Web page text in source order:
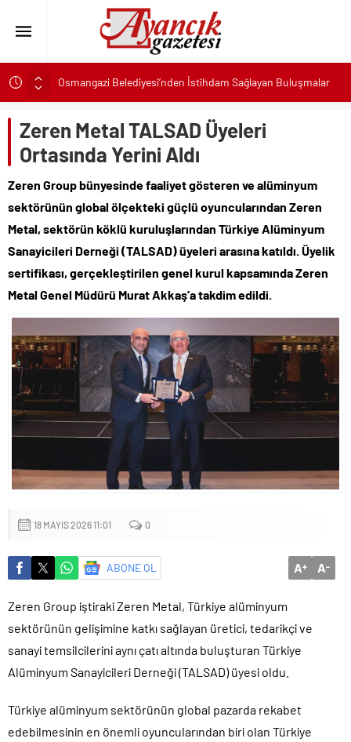
Osmangazi Belediyesi’nden İstihdam Sağlayan Buluşmalar
Başkan Eşki’den Çamdibi çıkarması: “Halkımızın içinde,
Bornova’nın hizmetindeyiz”
Konak’ta imzalar fırsat eşitliği için atıldı
Çıkmaya Devam Edeceğiz”
K. Menderes’te AKTAŞ Bereketi
Başkan Hatice Gençay: “Didim’in Her Noktasında Gece
Gündüz Sahadayız”
Başkan Çerçioğlu’ndan 7 Eylül Temalı Ödüllü Resim, Şiir ve
Torbalı’nın kuru domates emekçileri yalnız bırakılmadı
Küçük işletmeler büyük siber risklerle karşı karşıya
Zeren Metal TALSAD Üyeleri
Ortasında Yerini Aldı
Zeren Group bünyesinde faaliyet gösteren ve alüminyum
sektörünün global ölçekteki güçlü oyuncularından Zeren
Metal, sektörün köklü kuruluşlarından Türkiye Alüminyum
Sanayicileri Derneği (TALSAD) üyeleri arasına katıldı. Üyelik
sertifikası, gerçekleştirilen genel kurul kapsamında Zeren
Metal Genel Müdürü Murat Akkaş’a takdim edildi.
18 MAYIS 2026 11:01 0
ABONE OL A+ A-
Zeren Group iştiraki Zeren Metal, Türkiye alüminyum
sektörünün gelişimine katkı sağlayan üretici, tedarikçi ve
sanayi temsilcilerini aynı çatı altında buluşturan Türkiye
Alüminyum Sanayicileri Derneği (TALSAD) üyesi oldu.
Türkiye alüminyum sektörünün global pazarda rekabet
edebilmesinin en önemli oyuncularından biri olan Türkiye